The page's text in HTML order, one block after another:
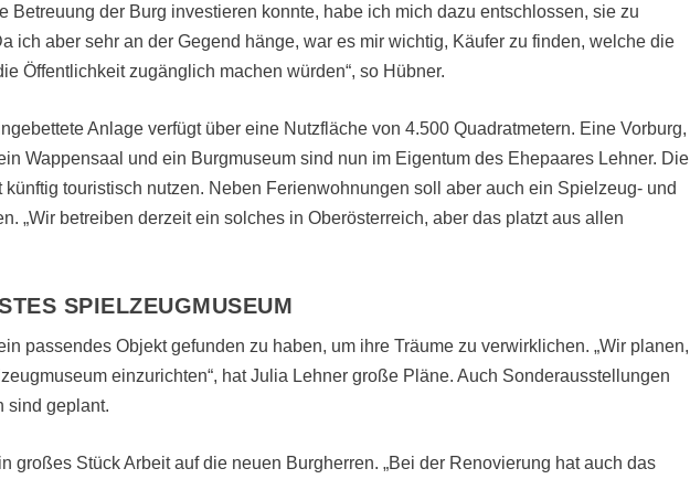
Betreuung der Burg investieren konnte, habe ich mich dazu entschlossen, sie zu
ich aber sehr an der Gegend hänge, war es mir wichtig, Käufer zu finden, welche die
Öffentlichkeit zugänglich machen würden“, so Hübner.
Anlage verfügt über eine Nutzfläche von 4.500 Quadratmetern. Eine Vorburg,
Wappensaal und ein Burgmuseum sind nun im Eigentum des Ehepaares Lehner. Die
touristisch nutzen. Neben Ferienwohnungen soll aber auch ein Spielzeug- und
„Wir betreiben derzeit ein solches in Oberösterreich, aber das platzt aus allen
SPIELZEUGMUSEUM
passendes Objekt gefunden zu haben, um ihre Träume zu verwirklichen. „Wir planen,
einzurichten“, hat Julia Lehner große Pläne. Auch Sonderausstellungen
sind geplant.
großes Stück Arbeit auf die neuen Burgherren. „Bei der Renovierung hat auch das